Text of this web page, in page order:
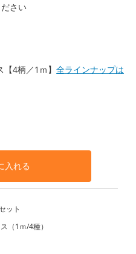
さい
4柄／1ｍ】 全ラインナップは
入れる
ット
（1ｍ/4種）